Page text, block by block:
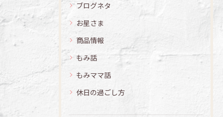
ブログネタ
お星さま
商品情報
もみ話
もみママ話
休日の過ごし方